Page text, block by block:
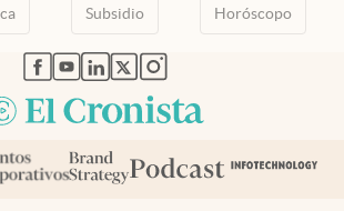
Subsidio Horóscopo
abre en nueva pestaña
abre en nueva pestaña
abre en nueva pestaña
abre en nueva pestaña
abre en nueva pestaña